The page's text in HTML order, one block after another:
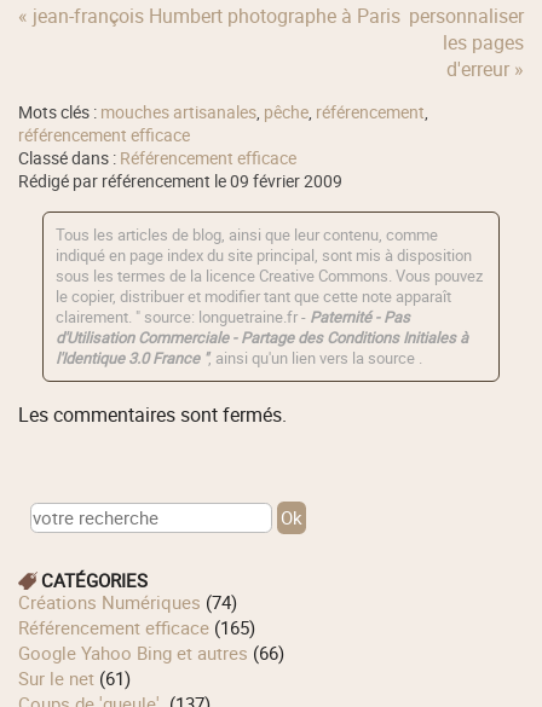
« jean-françois Humbert photographe à Paris personnaliser
les pages
d'erreur »
Mots clés : mouches artisanales pêche référencement
référencement efficace
Classé dans : Référencement efficace
Rédigé par référencement le 09 février 2009
Tous les articles de blog, ainsi que leur contenu, comme
indiqué en page index du site principal, sont mis à disposition
sous les termes de la licence Creative Commons. Vous pouvez
le copier, distribuer et modifier tant que cette note apparaît
clairement. " source: longuetraine.fr - Paternité - Pas
d'Utilisation Commerciale - Partage des Conditions Initiales à
l'Identique 3.0 France ", ainsi qu'un lien vers la source .
Les commentaires sont fermés.
CATÉGORIES
Créations Numériques (74)
Référencement efficace (165)
Google Yahoo Bing et autres (66)
Sur le net (61)